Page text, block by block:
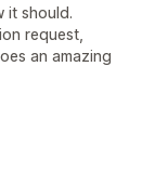
it should.
request,
an amazing